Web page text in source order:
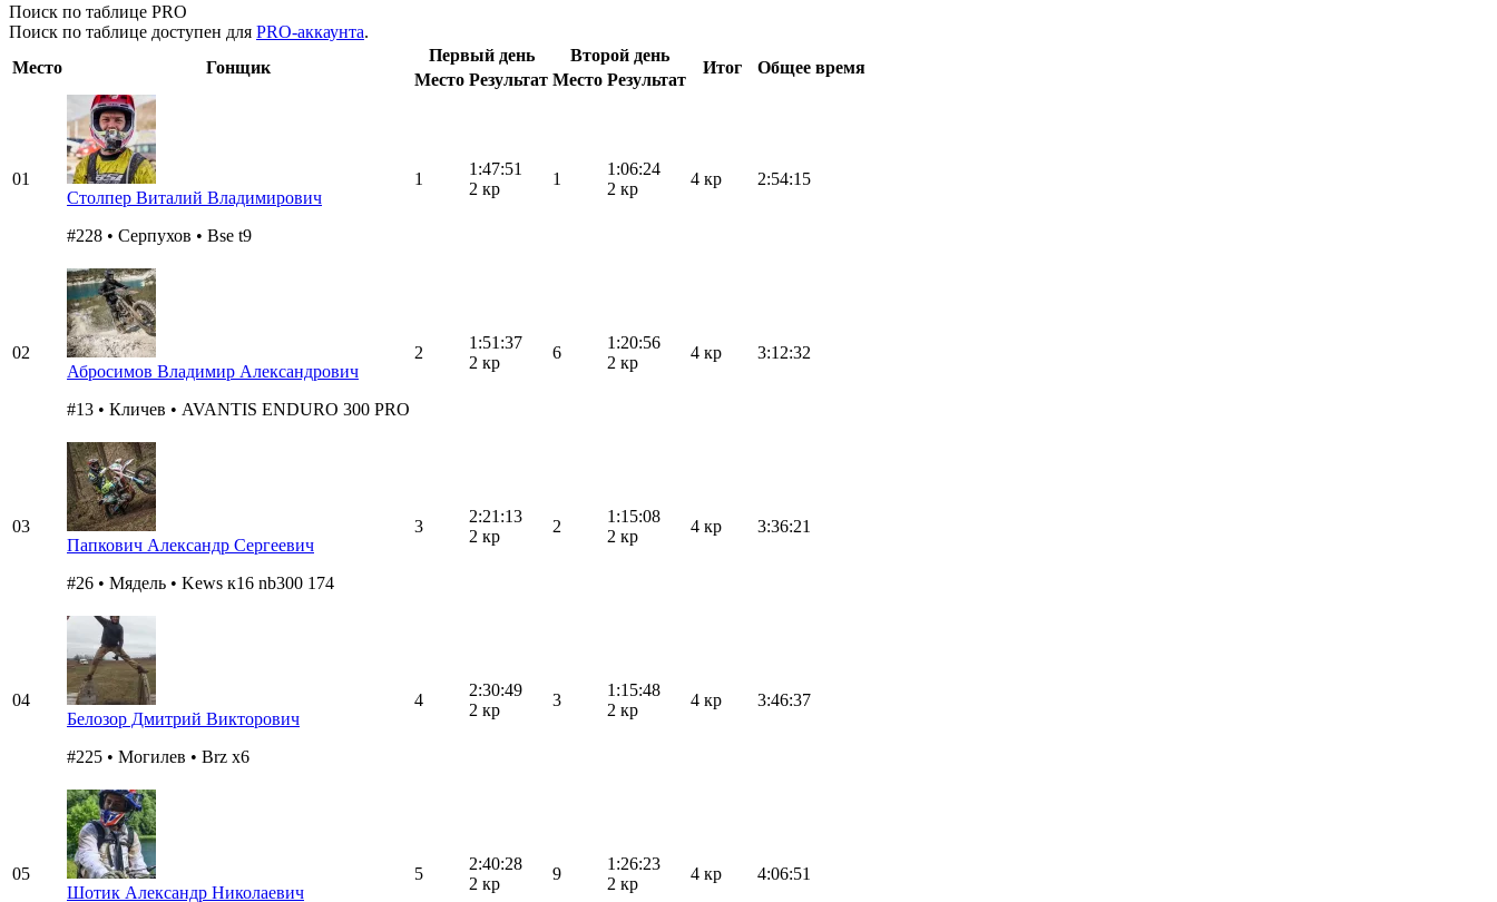
Поиск по таблице PRO
Поиск по таблице доступен для PRO-аккаунта.
Место
Гонщик
Первый день Второй день
Итог Общее время
Место Результат Место Результат
01
Столпер Виталий Владимирович
#228 • Серпухов • Bse t9
1
1:47:51
2 кр
1
1:06:24
2 кр
4 кр 2:54:15
02
Абросимов Владимир Александрович
#13 • Кличев • AVANTIS ENDURO 300 PRO
2
1:51:37
2 кр
6
1:20:56
2 кр
4 кр 3:12:32
03
Папкович Александр Сергеевич
#26 • Мядель • Kews к16 nb300 174
3
2:21:13
2 кр
2
1:15:08
2 кр
4 кр 3:36:21
04
Белозор Дмитрий Викторович
#225 • Могилев • Brz x6
4
2:30:49
2 кр
3
1:15:48
2 кр
4 кр 3:46:37
05
Шотик Александр Николаевич
5
2:40:28
2 кр
9
1:26:23
2 кр
4 кр 4:06:51